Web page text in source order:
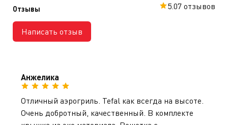
Отзывы
Написать отзыв
5.07 отзывов
Анжелика
Отличный аэрогриль. Tefal как всегда на высоте.
Очень добротный, качественный. В комплекте